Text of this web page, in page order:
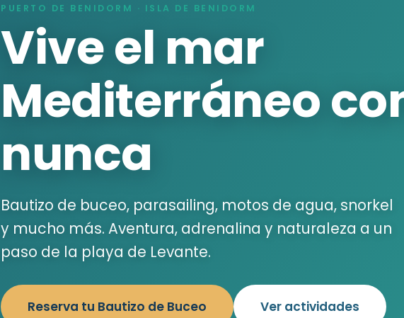
PUERTO DE BENIDORM · ISLA DE BENIDORM
Vive el mar
Mediterráneo
nunca
Bautizo de buceo, parasailing, motos de agua, snorkel
y mucho más. Aventura, adrenalina y naturaleza a un
paso de la playa de Levante.
Reserva tu Bautizo de Buceo Ver actividades